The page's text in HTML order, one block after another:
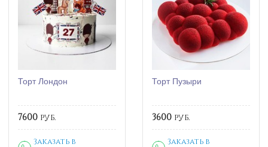
Торт Лондон
7600 руб.
Заказать в
Торт Пузыри
3600 руб.
Заказать в